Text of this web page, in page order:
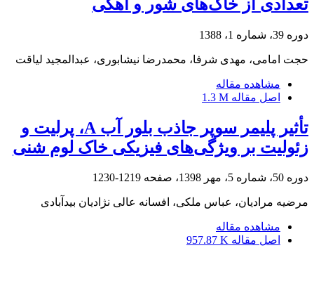
تعدادی از خاک‌های شور و آهکی
دوره 39، شماره 1، 1388
حجت امامی، مهدی شرفا، محمدرضا نیشابوری، عبدالمجید لیاقت
مشاهده مقاله
اصل مقاله 1.3 M
تأثیر پلیمر سوپر جاذب بلور آب A، پرلیت و
زئولیت بر ویژگی‌های فیزیکی خاک لوم شنی
دوره 50، شماره 5، مهر 1398، صفحه 1219-1230
مرضیه مرادیان، عباس ملکی، افسانه عالی نژادیان بیدآبادی
مشاهده مقاله
اصل مقاله 957.87 K